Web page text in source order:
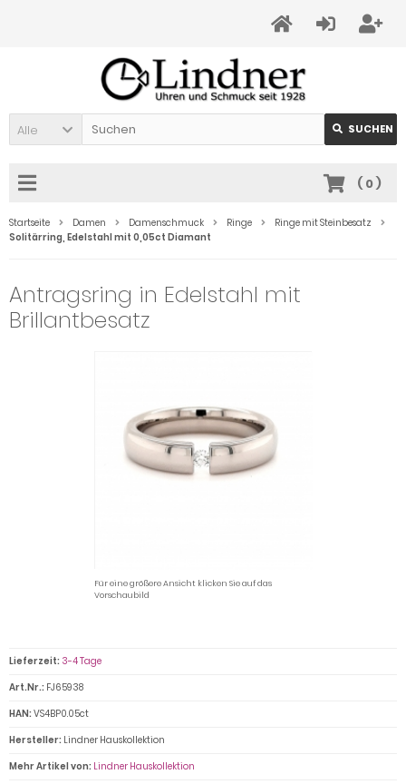
Alle SUCHEN
( 0)
Startseite Damen Damenschmuck Ringe
Ringe mit Steinbesatz
Solitärring, Edelstahl mit 0,05ct Diamant
Antragsring in Edelstahl mit
Brillantbesatz
Für eine größere Ansicht klicken Sie auf das
Vorschaubild
Lieferzeit: 3-4 Tage
Art.Nr.: FJ65938
HAN: VS4BP0.05ct
Hersteller: Lindner Hauskollektion
Mehr Artikel von: Lindner Hauskollektion